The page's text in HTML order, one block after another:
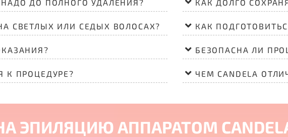
ДО ПОЛНОГО УДАЛЕНИЯ?
СВЕТЛЫХ ИЛИ СЕДЫХ ВОЛОСАХ?
К ПРОЦЕДУРЕ?
КАК ДОЛГО
КАК
БЕЗОПАСНА ЛИ
ЧЕМ CANDELA
ЭПИЛЯЦИЮ АППАРАТОМ